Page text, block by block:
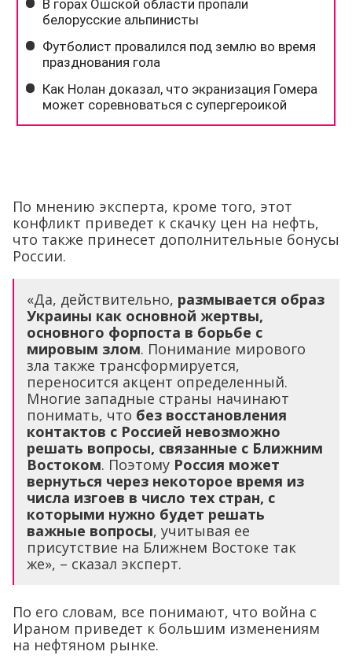
По мнению эксперта, кроме того, этот
конфликт приведет к скачку цен на нефть,
что также принесет дополнительные бонусы
России.
«Да, действительно, размывается образ
Украины как основной жертвы,
основного форпоста в борьбе с
мировым злом. Понимание мирового
зла также трансформируется,
переносится акцент определенный.
Многие западные страны начинают
понимать, что без восстановления
контактов с Россией невозможно
решать вопросы, связанные с Ближним
Востоком. Поэтому Россия может
вернуться через некоторое время из
числа изгоев в число тех стран, с
которыми нужно будет решать
важные вопросы, учитывая ее
присутствие на Ближнем Востоке так
же», – сказал эксперт.
По его словам, все понимают, что война с
Ираном приведет к большим изменениям
на нефтяном рынке.